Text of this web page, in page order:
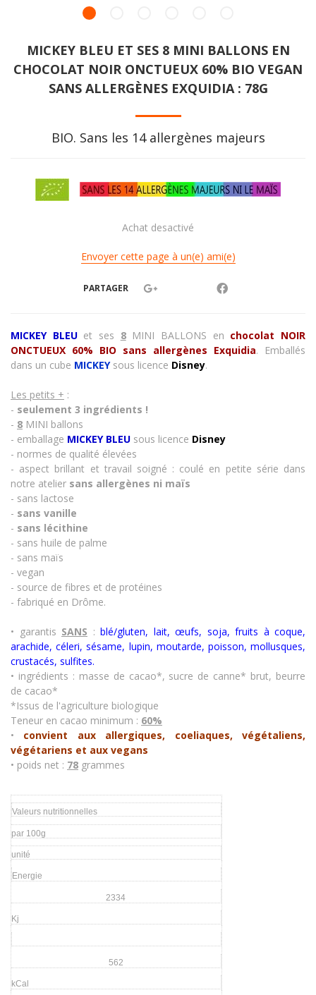
MICKEY BLEU ET SES 8 MINI BALLONS EN
CHOCOLAT NOIR ONCTUEUX 60% BIO VEGAN
SANS ALLERGÈNES EXQUIDIA : 78G
BIO. Sans les 14 allergènes majeurs
Achat desactivé
Envoyer cette page à un(e) ami(e)
PARTAGER
MICKEY BLEUet ses 8MINI BALLONS en chocolat NOIR
ONCTUEUX 60% BIO sans allergènes Exquidia. Emballés
dans un cube MICKEY sous licence Disney.
Les petits + :
- seulement 3 ingrédients !
- 8 MINI ballons
- emballage MICKEY BLEU sous licence Disney
- normes de qualité élevées
- aspect brillant et travail soigné : coulé en petite série dans
notre atelier sans allergènes ni maïs
- sans lactose
- sans vanille
- sans lécithine
- sans huile de palme
- sans maïs
- vegan
- source de fibres et de protéines
- fabriqué en Drôme.
• garantis SANS : blé/gluten, lait, œufs, soja, fruits à coque,
arachide, céleri, sésame, lupin, moutarde, poisson, mollusques,
crustacés, sulfites.
• ingrédients : masse de cacao*, sucre de canne* brut, beurre
de cacao*
*Issus de l'agriculture biologique
Teneur en cacao minimum : 60%
• convient aux allergiques, coeliaques, végétaliens,
végétariens et aux vegans
• poids net : 78 grammes
Valeurs nutritionnelles
par 100g
unité
Energie
2334
Kj
562
kCal